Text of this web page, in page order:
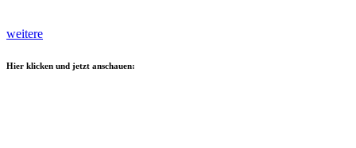
weitere
Hier klicken und jetzt anschauen: